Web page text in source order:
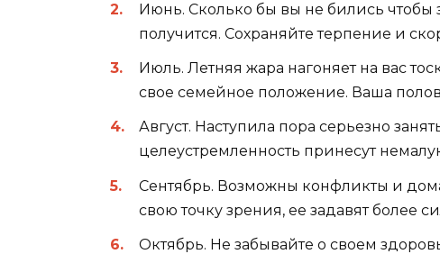
Июнь. Сколько бы вы не бились чтобы
получится. Сохраняйте терпение и
Июль. Летняя жара нагоняет на вас
свое семейное положение. Ваша
Август. Наступила пора серьезно
целеустремленность принесут
Сентябрь. Возможны конфликты и
свою точку зрения, ее задавят более
Октябрь. Не забывайте о своем